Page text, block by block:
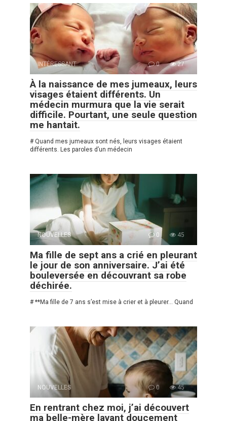
INTÉRESSANT 0 27
À la naissance de mes jumeaux, leurs
visages étaient différents. Un
médecin murmura que la vie serait
difficile. Pourtant, une seule question
me hantait.
# Quand mes jumeaux sont nés, leurs visages étaient
différents. Les paroles d’un médecin
NOUVELLES 0 45
Ma fille de sept ans a crié en pleurant
le jour de son anniversaire. J’ai été
bouleversée en découvrant sa robe
déchirée.
# **Ma fille de 7 ans s’est mise à crier et à pleurer… Quand
NOUVELLES 0 45
En rentrant chez moi, j’ai découvert
ma belle-mère lavant doucement